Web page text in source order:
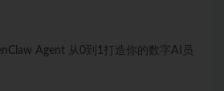
Agent 从0到1打造你的数字AI员